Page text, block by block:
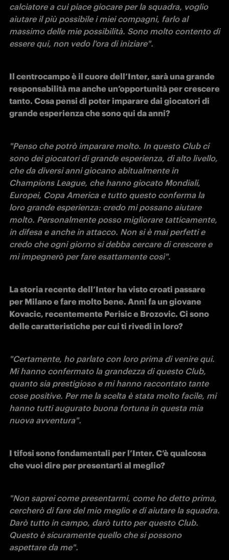
calciatore a cui piace giocare per la squadra, voglio
aiutare il più possibile i miei compagni, farlo al
massimo delle mie possibilità. Sono molto contento di
essere qui, non vedo l'ora di iniziare".
Il centrocampo è il cuore dell’Inter, sarà una grande
responsabilità ma anche un’opportunità per crescere
tanto. Cosa pensi di poter imparare dai giocatori di
grande esperienza che sono qui da anni?
"Penso che potrò imparare molto. In questo Club ci
sono dei giocatori di grande esperienza, di alto livello,
che da diversi anni giocano abitualmente in
Champions League, che hanno giocato Mondiali,
Europei, Copa America e tutto questo conferma la
loro grande esperienza: credo mi possano aiutare
molto. Personalmente posso migliorare tatticamente,
in difesa e anche in attacco. Non si è mai perfetti e
credo che ogni giorno si debba cercare di crescere e
mi impegnerò per fare esattamente così".
La storia recente dell’Inter ha visto croati passare
per Milano e fare molto bene. Anni fa un giovane
Kovacic, recentemente Perisic e Brozovic. Ci sono
delle caratteristiche per cui ti rivedi in loro?
"Certamente, ho parlato con loro prima di venire qui.
Mi hanno confermato la grandezza di questo Club,
quanto sia prestigioso e mi hanno raccontato tante
cose positive. Per me la scelta è stata molto facile, mi
hanno tutti augurato buona fortuna in questa mia
nuova avventura".
I tifosi sono fondamentali per l’Inter. C’è qualcosa
che vuoi dire per presentarti al meglio?
"Non saprei come presentarmi, come ho detto prima,
cercherò di fare del mio meglio e di aiutare la squadra.
Darò tutto in campo, darò tutto per questo Club.
Questo è sicuramente quello che si possono
aspettare da me".